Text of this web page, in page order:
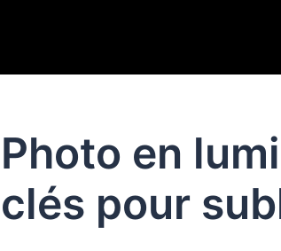
Photo en
clés pour